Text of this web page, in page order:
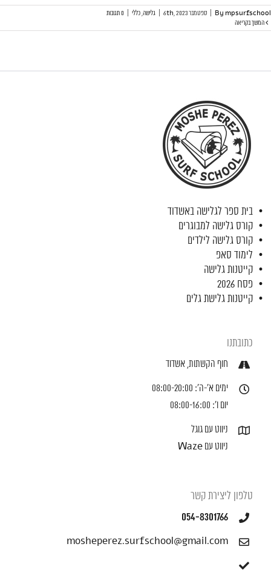
By mpsurfschool ספטמבר 6th, 2023 גלישה,כללי
0 תגובות
המשך בקריאה
בית ספר לגלישה באשדוד
קורס גלישה למבוגרים
קורס גלישה לילדים
לימוד סאפ
קייטנות גלישה
פסח 2026
קייטנות גלישת גלים
כתובתנו
חוף הקשתות, אשדוד
ימים א'-ה': 08:00-20:00
יום ו': 08:00-16:00
ניווט עם גוגל
ניווט עם Waze
טלפון ליצירת קשר
054-8301766
mosheperez.surfschool@gmail.com